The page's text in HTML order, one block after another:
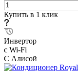
Купить в 1 клик
Инвертор
с Wi-Fi
С Алисой